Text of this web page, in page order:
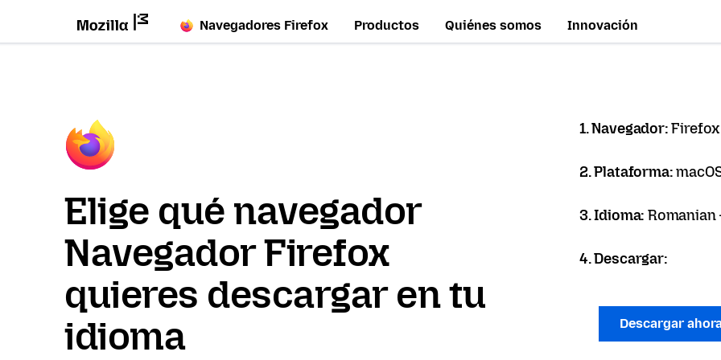
Navegadores Firefox Productos Quiénes somos Innovación
Elige qué navegador
Navegador Firefox
quieres descargar en tu
idioma
1. Navegador:Firefox
2. Plataforma:
3. Idioma:Romanian
4. Descargar:
Descargar